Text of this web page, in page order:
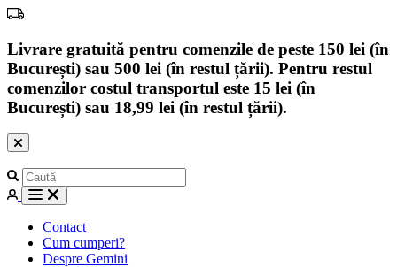
Livrare gratuită pentru comenzile de peste 150 lei (în
București) sau 500 lei (în restul țării). Pentru restul
comenzilor costul transportul este 15 lei (în
București) sau 18,99 lei (în restul țării).
Contact
Cum cumperi?
Despre Gemini